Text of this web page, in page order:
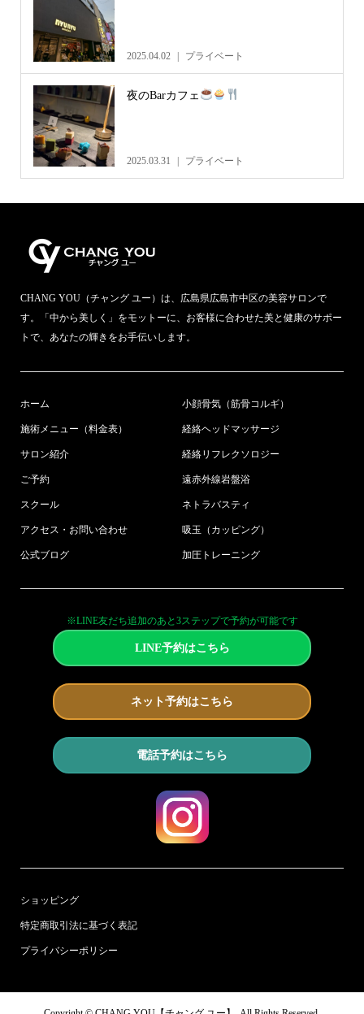
2025.04.02 プライベート
夜のBarカフェ
2025.03.31 プライベート
CHANG YOU（チャング ユー）は、広島県広島市中区の美容サロンで
す。「中から美しく」をモットーに、お客様に合わせた美と健康のサポー
トで、あなたの輝きをお手伝いします。
ホーム
施術メニュー（料金表）
サロン紹介
ご予約
スクール
アクセス・お問い合わせ
公式ブログ
小顔骨気（筋骨コルギ）
経絡ヘッドマッサージ
経絡リフレクソロジー
遠赤外線岩盤浴
ネトラバスティ
吸玉（カッピング）
加圧トレーニング
※LINE友だち追加のあと3ステップで予約が可能です
LINE予約はこちら
ネット予約はこちら
電話予約はこちら
ショッピング
特定商取引法に基づく表記
プライバシーポリシー